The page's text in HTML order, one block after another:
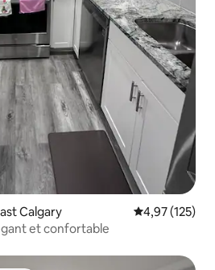
Calgary Évaluation
4,97 (125)
et confortable